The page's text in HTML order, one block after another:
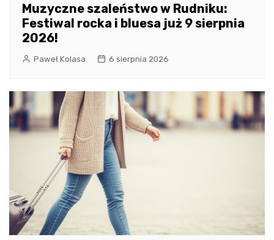
Muzyczne szaleństwo w Rudniku:
Festiwal rocka i bluesa już 9 sierpnia
2026!
Paweł Kolasa 6 sierpnia 2026